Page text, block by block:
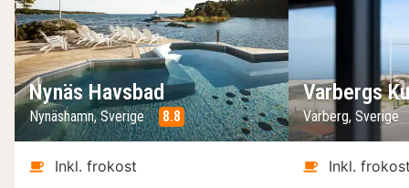
Nynäs Havsbad
Nynäshamn, Sverige 8.8
Inkl. frokost
Varbergs
Varberg, Sverige
Inkl.